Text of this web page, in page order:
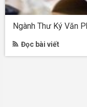
Ngành Thư Ký Văn
Đọc bài viết